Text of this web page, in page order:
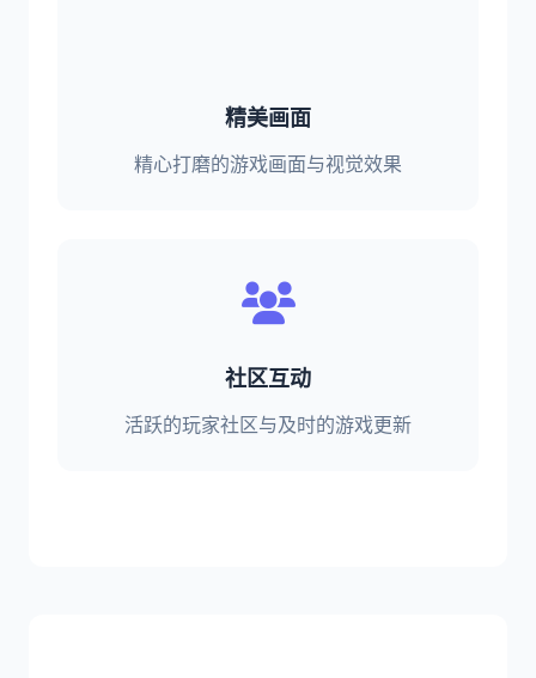
精美画面
精心打磨的游戏画面与视觉效果
社区互动
活跃的玩家社区与及时的游戏更新